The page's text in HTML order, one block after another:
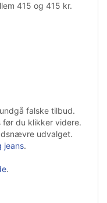
415 og 415 kr.
falske tilbud.
før du klikker videre.
udvalget.
jeans.
.